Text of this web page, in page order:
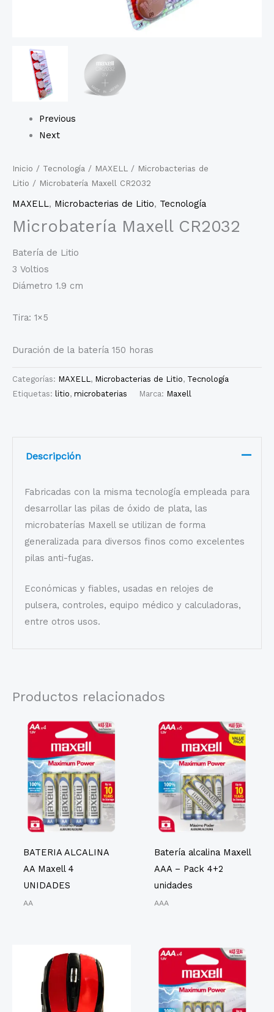
Previous
Next
Inicio / Tecnología / MAXELL / Microbacterias de
Litio / Microbatería Maxell CR2032
MAXELL, Microbacterias de Litio, Tecnología
Microbatería Maxell CR2032
Batería de Litio
3 Voltios
Diámetro 1.9 cm
Tira: 1×5
Duración de la batería 150 horas
Categorías: MAXELL, Microbacterias de Litio, Tecnología
Etiquetas: litio, microbaterias Marca: Maxell
Descripción
Fabricadas con la misma tecnología empleada para
desarrollar las pilas de óxido de plata, las
microbaterías Maxell se utilizan de forma
generalizada para diversos finos como excelentes
pilas anti-fugas.
Económicas y fiables, usadas en relojes de
pulsera, controles, equipo médico y calculadoras,
entre otros usos.
Productos relacionados
BATERIA ALCALINA
AA Maxell 4
UNIDADES
AA
Batería alcalina Maxell
AAA – Pack 4+2
unidades
AAA